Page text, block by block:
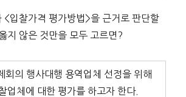
<입찰가격 평가방법>을 근거로 판단할
지 않은 것만을 모두 고르면?
회의 행사대행 용역업체 선정을 위해
업체에 대한 평가를 하고자 한다.